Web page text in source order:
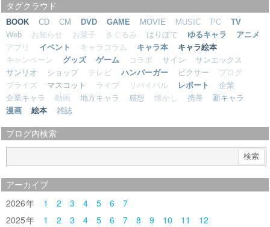
タグクラウド
BOOK CD CM DVD GAME MOVIE MUSIC PC
TV
Web
お知らせ お菓子 きぐるみ はりぼて ゆるキャラ
アニメ
アプリ
イベント キャラコラム キャラ本
キャラ絵本
キャンペーン
グッズ ゲーム コラボ サイン
サンエックス
サンリオ
ショップ テレビ ハンバーガー ピクサー
ブログ
プライズ
マスコット ライブ リバイバル レポート
企業
企業キャラ
動画 地方キャラ 感想 懐かし 携帯
新キャラ
漫画
絵本 雑誌
ブログ内検索
アーカイブ
2026 1 2 3 4 5 6
7
2025
1 2 3 4 5 6 7 8 9 10 11
12